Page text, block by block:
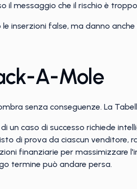
messaggio che il rischio è
inserzioni false, ma danno
A-Mole
senza conseguenze. La
un caso di successo richiede
di prova da ciascun venditore,
finanziarie per massimizzare
termine può andare persa.